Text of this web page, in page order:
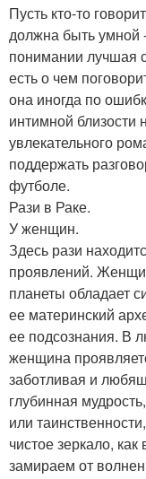
Пусть кто-то
должна быть умной
понимании лучшая
есть о чем
она иногда по
интимной близости
увлекательного
поддержать
футболе.
Рази в Раке.
У женщин.
Здесь рази
проявлений.
планеты обладает
ее материнский
ее подсознания. В
женщина
заботливая и
глубинная
или
чистое зеркало,
замираем от